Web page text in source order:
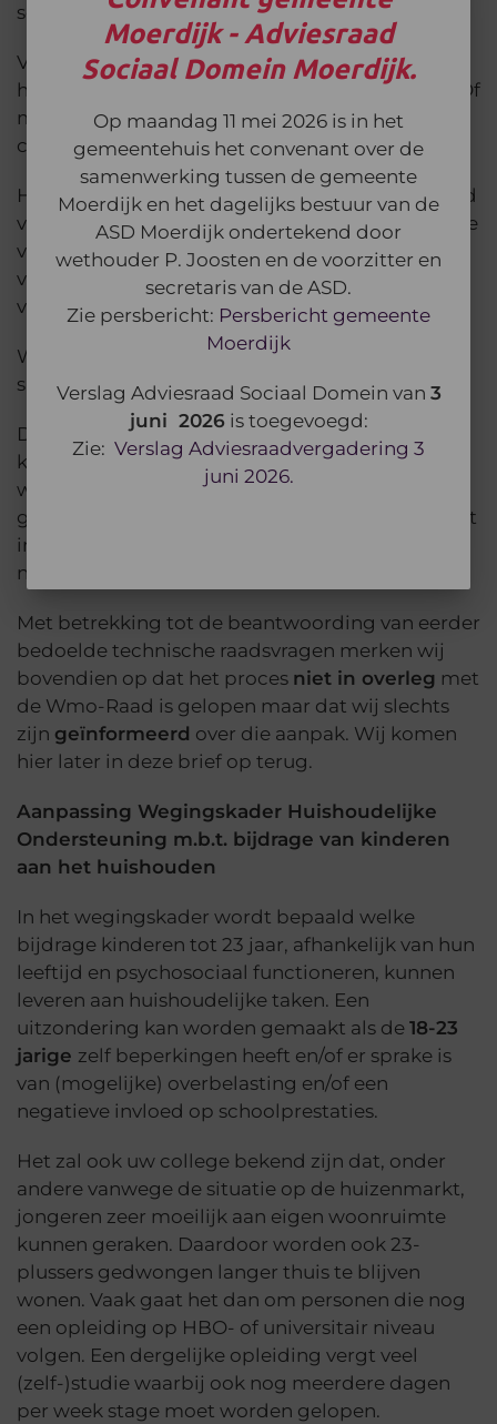
schermen, corona en bezuiniging”
Van “maatwerk”, een vaak genoemd woord, is
hier geen sprake, dit lijkt meer op afwimpelen. Of
mogelijk is de (voor de client begrijpelijke)
communicatie hier tekort geschoten.
Het bovenstaande betreft de ervaring van één lid
van onze Wmo-Raad, die beroepshalve achter de
voordeur ervaart wat de impact is van het
vervallen van de dienstencheques en meer nog
van het doorlopen proces.
Wij vrezen dat er nog meer vergelijkbare
situaties zijn.
Daarom zouden wij graag zien dat er op zeer
korte termijn opnieuw contact opgenomen
wordt met de cliënten die eerder gebruik
gemaakt hebben van de dienstencheques en dat
in duidelijke samenspraak met deze cliënten
naar een passende oplossing gezocht wordt.
Met betrekking tot de beantwoording van eerder
bedoelde technische raadsvragen merken wij
bovendien op dat het proces niet in overleg met
de Wmo-Raad is gelopen maar dat wij slechts
zijn geïnformeerd over die aanpak. Wij komen
hier later in deze brief op terug.
Aanpassing Wegingskader Huishoudelijke
Ondersteuning m.b.t. bijdrage van kinderen
aan het huishouden
In het wegingskader wordt bepaald welke
bijdrage kinderen tot 23 jaar, afhankelijk van hun
leeftijd en psychosociaal functioneren, kunnen
leveren aan huishoudelijke taken. Een
uitzondering kan worden gemaakt als de 18-23
jarige zelf beperkingen heeft en/of er sprake is
van (mogelijke) overbelasting en/of een
negatieve invloed op schoolprestaties.
Het zal ook uw college bekend zijn dat, onder
andere vanwege de situatie op de huizenmarkt,
jongeren zeer moeilijk aan eigen woonruimte
kunnen geraken. Daardoor worden ook 23-
plussers gedwongen langer thuis te blijven
wonen. Vaak gaat het dan om personen die nog
een opleiding op HBO- of universitair niveau
volgen. Een dergelijke opleiding vergt veel
(zelf-)studie waarbij ook nog meerdere dagen
per week stage moet worden gelopen.
Moerdijk - Adviesraad
Sociaal Domein Moerdijk.
Op maandag 11 mei 2026 is in het
gemeentehuis het convenant over de
samenwerking tussen de gemeente
Moerdijk en het dagelijks bestuur van de
ASD Moerdijk ondertekend door
wethouder P. Joosten en de voorzitter en
secretaris van de ASD.
Zie persbericht: Persbericht gemeente
Moerdijk
Verslag Adviesraad Sociaal Domein van 3
juni 2026is toegevoegd:
Zie: Verslag Adviesraadvergadering 3
juni 2026.